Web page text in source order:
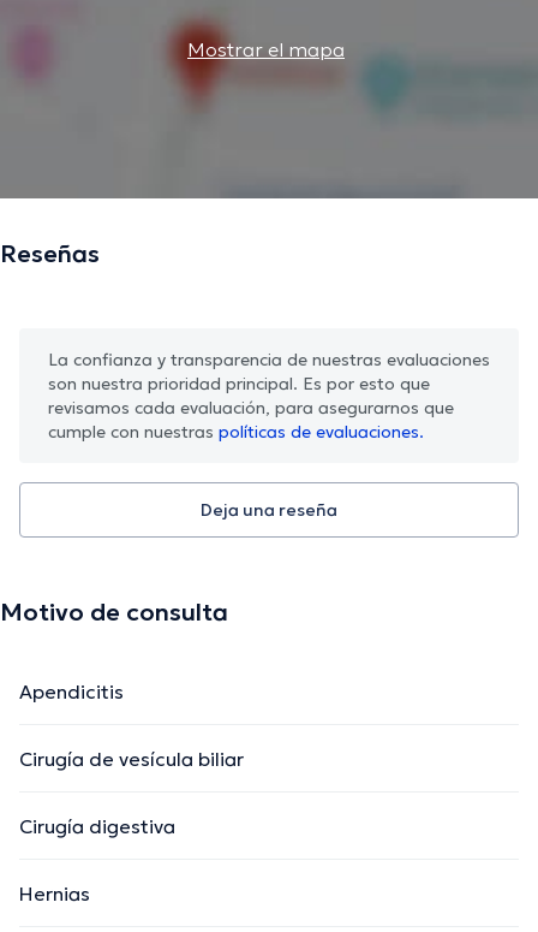
Mostrar el mapa
Reseñas
La confianza y transparencia de nuestras evaluaciones
son nuestra prioridad principal. Es por esto que
revisamos cada evaluación, para asegurarnos que
cumple con nuestras políticas de evaluaciones.
Deja una reseña
Motivo de consulta
Apendicitis
Cirugía de vesícula biliar
Cirugía digestiva
Hernias